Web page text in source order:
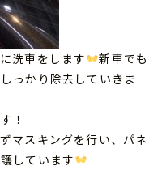
洗車をします
新車でも
っかり除去していきま
！
マスキングを行い、パネ
しています